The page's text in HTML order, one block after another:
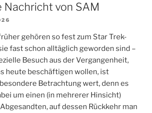
Nachricht von SAM
gehören so fest zum Star Trek-
fast schon alltäglich geworden sind –
Besuch aus der Vergangenheit,
heute beschäftigen wollen, ist
Betrachtung wert, denn es
um einen (in mehrerer Hinsicht)
auf dessen Rückkehr man